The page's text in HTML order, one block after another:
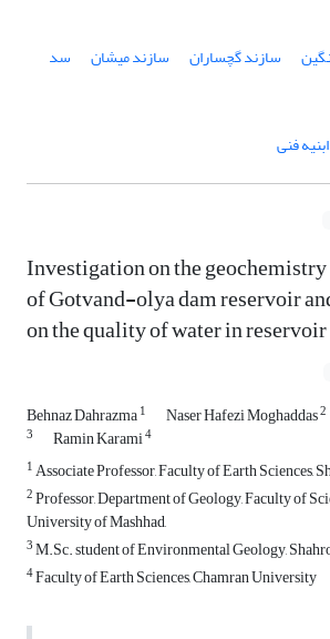
سازند گچساران سازند میشان سد
فنی
Investigation on the
of Gotvand-olya dam reservoir
on the quality of water in reservoir
Behnaz Dahrazma1 Naser Hafezi Moghaddas2
3 Ramin Karami4
1Associate Professor, Faculty of Earth Sciences,
2Professor, Department of Geology, Faculty of
University of Mashhad,
3M.Sc. student of Environmental Geology,
4Faculty of Earth Sciences, Chamran University